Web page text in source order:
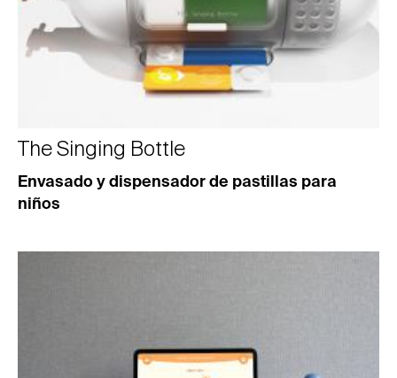
The Singing Bottle
Envasado y dispensador de pastillas para
niños